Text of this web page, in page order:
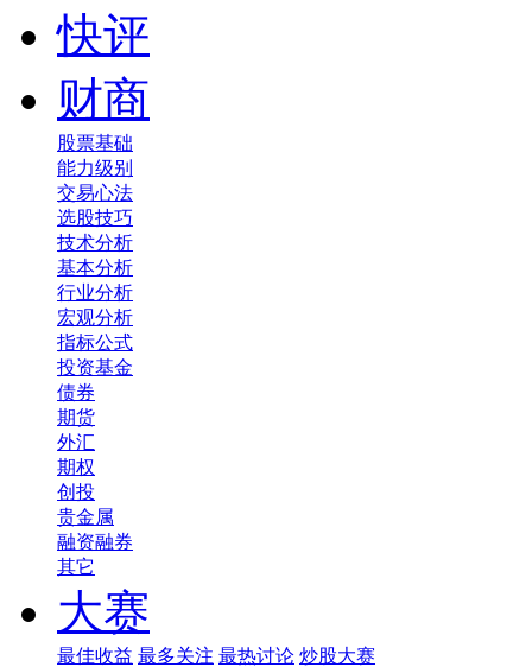
快评
财商
股票基础
能力级别
交易心法
选股技巧
技术分析
基本分析
行业分析
宏观分析
指标公式
投资基金
债券
期货
外汇
期权
创投
贵金属
融资融券
其它
大赛
最佳收益 最多关注 最热讨论 炒股大赛